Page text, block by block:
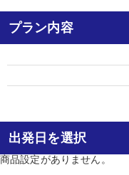
プラン内容
出発日を選択
商品設定がありません。